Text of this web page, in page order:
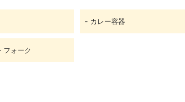
カレー容器
フォーク